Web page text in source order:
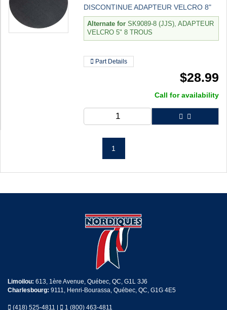
DISCONTINUE ADAPTEUR VELCRO 8"
Alternate for SK9089-8 (JJS), ADAPTEUR
VELCRO 5" 8 TROUS
Part Details
$28.99
Call for availability
1
Limoilou: 613, 1ère Avenue, Québec, QC, G1L 3J6
Charlesbourg: 9111, Henri-Bourassa, Québec, QC, G1G 4E5
(418) 525-4811 1 (800) 463-4811